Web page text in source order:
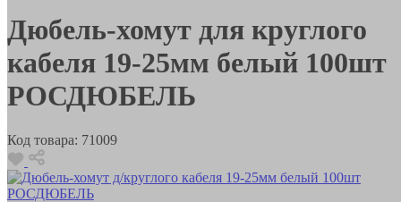
Дюбель-хомут для круглого
кабеля 19-25мм белый 100шт
РОСДЮБЕЛЬ
Код товара: 71009